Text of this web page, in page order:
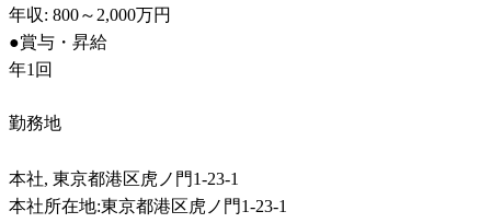
年収: 800～2,000万円
●賞与・昇給
年1回
勤務地
本社, 東京都港区虎ノ門1-23-1
本社所在地:東京都港区虎ノ門1-23-1